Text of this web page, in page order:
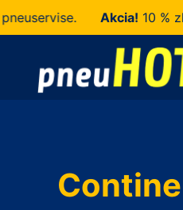
Akcia!10 %